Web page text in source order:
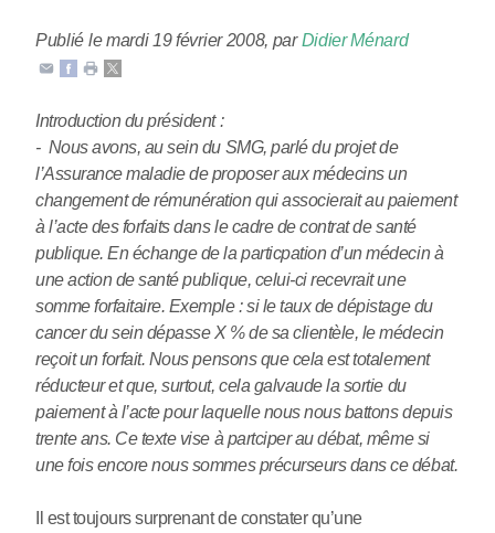
Publié le mardi 19 février 2008, parDidier Ménard
Introduction du président :
- Nous avons, au sein du SMG, parlé du projet de
l’Assurance maladie de proposer aux médecins un
changement de rémunération qui associerait au paiement
à l’acte des forfaits dans le cadre de contrat de santé
publique. En échange de la particpation d’un médecin à
une action de santé publique, celui-ci recevrait une
somme forfaitaire. Exemple : si le taux de dépistage du
cancer du sein dépasse X % de sa clientèle, le médecin
reçoit un forfait. Nous pensons que cela est totalement
réducteur et que, surtout, cela galvaude la sortie du
paiement à l’acte pour laquelle nous nous battons depuis
trente ans. Ce texte vise à partciper au débat, même si
une fois encore nous sommes précurseurs dans ce débat.
Il est toujours surprenant de constater qu’une